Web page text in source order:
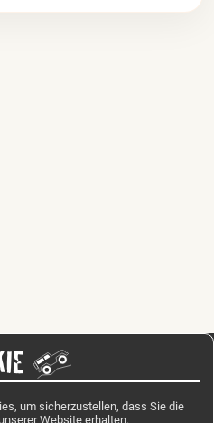
um sicherzustellen, dass Sie die
Website erhalten.